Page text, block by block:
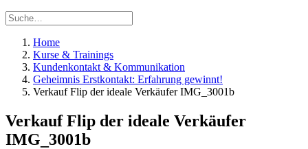
Home
Kurse & Trainings
Kundenkontakt & Kommunikation
Geheimnis Erstkontakt: Erfahrung gewinnt!
Verkauf Flip der ideale Verkäufer IMG_3001b
Verkauf Flip der ideale Verkäufer
IMG_3001b